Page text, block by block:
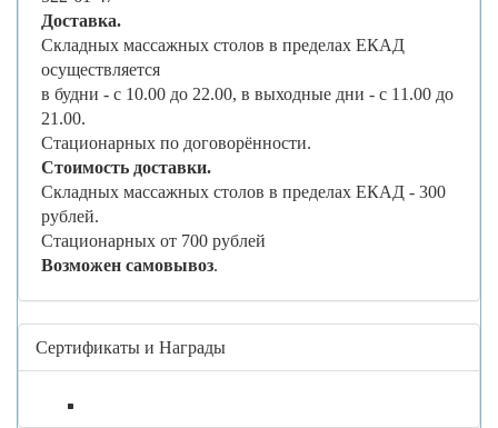
Доставка.
Складных массажных столов в пределах ЕКАД
осуществляется
в будни - с 10.00 до 22.00, в выходные дни - с 11.00 до
21.00.
Стационарных по договорённости.
Стоимость доставки.
Складных массажных столов в пределах ЕКАД - 300
рублей.
Стационарных от 700 рублей
Возможен самовывоз.
Сертификаты и Награды